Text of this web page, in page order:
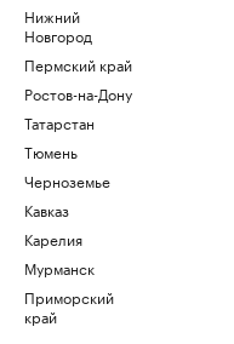
Нижний
Новгород
Пермский край
Ростов-на-Дону
Татарстан
Тюмень
Черноземье
Кавказ
Карелия
Мурманск
Приморский
край